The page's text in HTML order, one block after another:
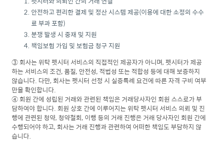
안전하고 편리한 결제 및 정산 시스템 제공(이용에 대한 소정의 수수
료 부과 포함)
분쟁 발생 시 중재 및 지원
책임보험 가입 및 보험금 청구 지원
③ 회사는 위탁 펫시터 서비스의 직접적인 제공자가 아니며, 펫시터가 제공
하는 서비스의 조건, 품질, 안전성, 적법성 또는 적합성 등에 대해 보증하지
않습니다. 다만, 회사는 펫시터 선정 시 실증특례 요건에 따른 자격 구비 여부
만을 확인합니다.
④ 회원 간에 성립된 거래와 관련된 책임은 거래당사자인 회원 스스로가 부
담하여야 합니다. 회원 상호 간에 이루어지는 위탁 펫시터 서비스 의뢰 및 진
행에 관련된 청약, 청약철회, 이행 등의 거래 진행은 거래 당사자인 회원 간에
수행되어야 하고, 회사는 거래 진행과 관련하여 어떠한 책임도 부담하지 않
습니다.